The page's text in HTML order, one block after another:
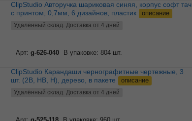
ClipStudio Авторучка шариковая синяя, корпус софт тач
с принтом, 0,7мм, 6 дизайнов, пластик
описание
Удалённый склад. Доставка от 4 дней
Арт: g-626-040 В упаковке: 804 шт.
ClipStudio Карандаши чернографитные чертежные, 3
шт. (2B, HB, H), дерево, в пакете
описание
Удалённый склад. Доставка от 4 дней